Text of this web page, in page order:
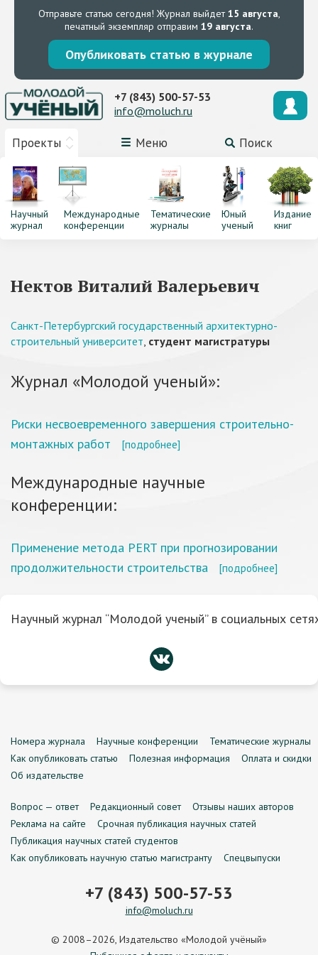
Отправьте статью сегодня! Журнал выйдет15 августа,
печатный экземпляр отправим 19 августа.
Опубликовать статью в журнале
Проекты Меню Поиск
+7 (843) 500-57-53
info@moluch.ru
Научный
журнал
Международные
конференции
Тематические
журналы
Юный
ученый
Издание
книг
Нектов Виталий Валерьевич
Санкт-Петербургский государственный архитектурно-
строительный университет, студент магистратуры
Журнал «Молодой ученый»:
Риски несвоевременного завершения строительно-
монтажных работ
[подробнее]
Международные научные
конференции:
Применение метода PERT при прогнозировании
продолжительности строительства
[подробнее]
Научный журнал “Молодой ученый” в социальных
Номера журнала Научные конференции
Тематические журналы
Как опубликовать статью
Полезная информация
Оплата и скидки
Об издательстве
Вопрос — ответ Редакционный совет
Отзывы наших авторов
Реклама на сайте
Срочная публикация научных статей
Публикация научных статей студентов
Как опубликовать научную статью магистранту
Спецвыпуски
+7 (843) 500-57-53
info@moluch.ru
© 2008–2026, Издательство «Молодой учёный»